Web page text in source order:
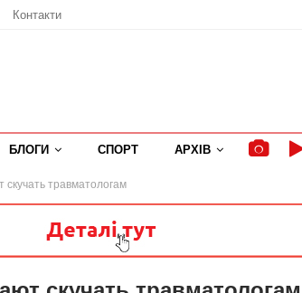
Контакти
БЛОГИ СПОРТ АРХІВ
скучать травматологам